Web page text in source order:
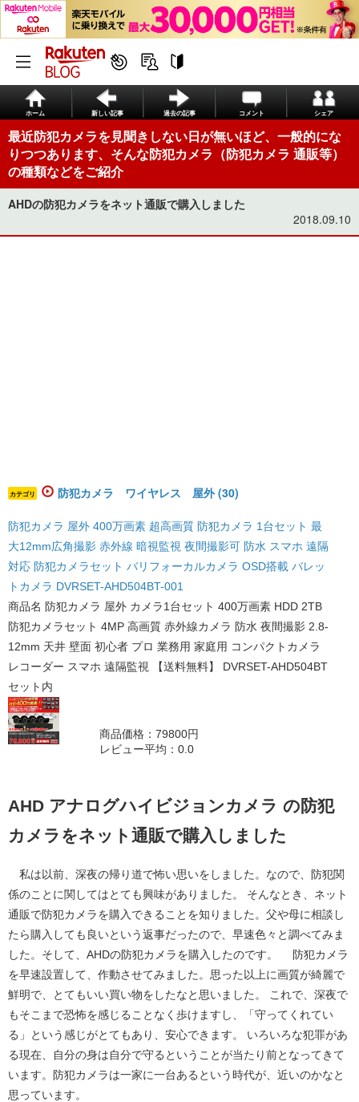
ホーム 新しい記事 過去の記事 コメント シェア
最近防犯カメラを見聞きしない日が無いほど、一般的にな
りつつあります、そんな防犯カメラ（防犯カメラ 通販等）
の種類などをご紹介
AHDの防犯カメラをネット通販で購入しました
2018.09.10
カテゴリ 防犯カメラ ワイヤレス 屋外 (30)
防犯カメラ 屋外 400万画素 超高画質 防犯カメラ 1台セット 最
大12mm広角撮影 赤外線 暗視監視 夜間撮影可 防水 スマホ 遠隔
対応 防犯カメラセット バリフォーカルカメラ OSD搭載 バレッ
トカメラ DVRSET-AHD504BT-001
商品名 防犯カメラ 屋外 カメラ1台セット 400万画素 HDD 2TB
防犯カメラセット 4MP 高画質 赤外線カメラ 防水 夜間撮影 2.8-
12mm 天井 壁面 初心者 プロ 業務用 家庭用 コンパクトカメラ
レコーダー スマホ 遠隔監視 【送料無料】 DVRSET-AHD504BT
セット内
商品価格：79800円
レビュー平均：0.0
AHD アナログハイビジョンカメラ の防犯
カメラをネット通販で購入しました
私は以前、深夜の帰り道で怖い思いをしました。なので、防犯関
係のことに関してはとても興味がありました。 そんなとき、ネット
通販で防犯カメラを購入できることを知りました。父や母に相談し
たら購入しても良いという返事だったので、早速色々と調べてみま
した。そして、AHDの防犯カメラを購入したのです。 防犯カメラ
を早速設置して、作動させてみました。思った以上に画質が綺麗で
鮮明で、とてもいい買い物をしたなと思いました。 これで、深夜で
もそこまで恐怖を感じることなく歩けますし、「守ってくれてい
る」という感じがとてもあり、安心できます。 いろいろな犯罪があ
る現在、自分の身は自分で守るということが当たり前となってきて
います。防犯カメラは一家に一台あるという時代が、近いのかなと
思っています。